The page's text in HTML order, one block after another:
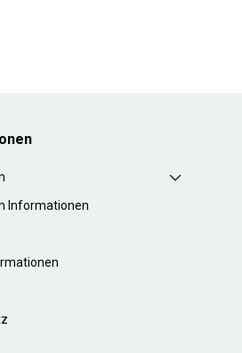
Informationen